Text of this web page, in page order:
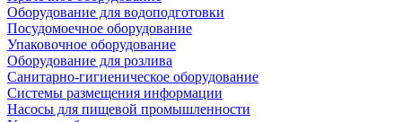
Оборудование для водоподготовки
Посудомоечное оборудование
Упаковочное оборудование
Оборудование для розлива
Санитарно-гигиеническое оборудование
Системы размещения информации
Насосы для пищевой промышленности